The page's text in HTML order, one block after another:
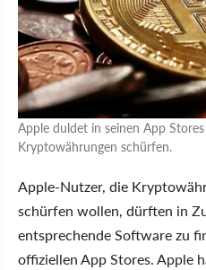
Apple duldet in seinen App
Kryptowährungen schürfen.
Apple-Nutzer, die
schürfen wollen, dürften in
entsprechende Software zu
offiziellen App Stores. Apple